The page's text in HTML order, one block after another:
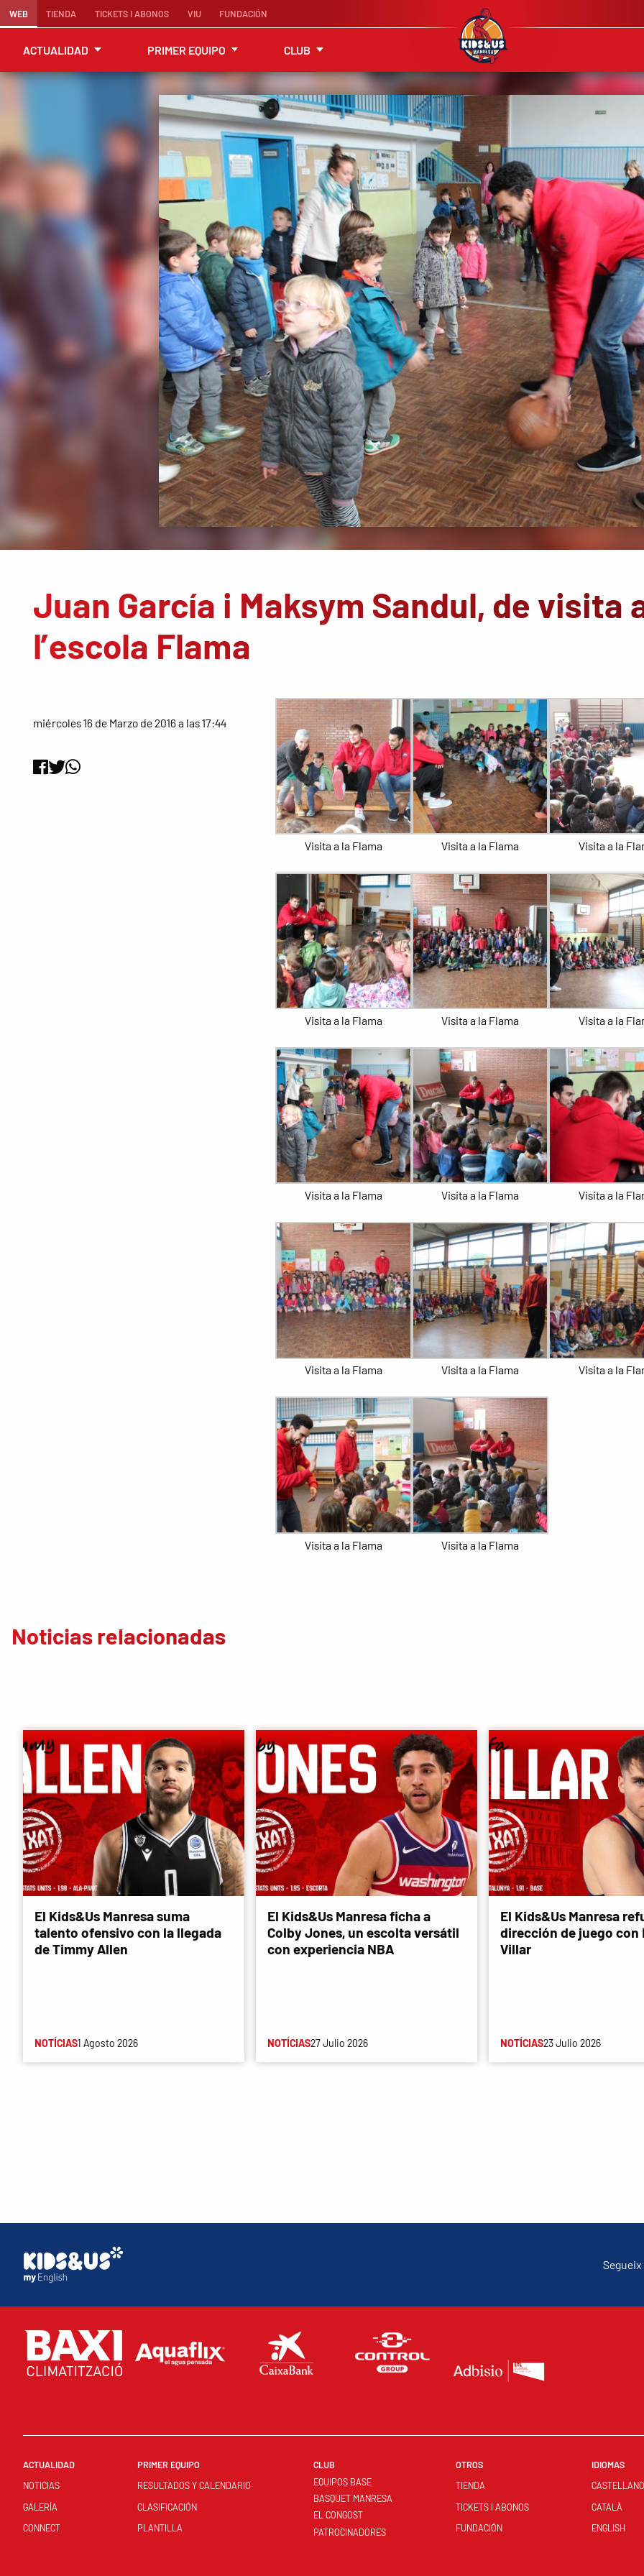
WEB TIENDA TICKETS I ABONOS VIU FUNDACIÓN
ACTUALIDAD PRIMER EQUIPO CLUB
Juan García i Maksym Sandul, de visita
l’escola Flama
miércoles 16 de Marzo de 2016 a las 17:44
Visita a la Flama Visita a la Flama Visita a la
Visita a la Flama Visita a la Flama Visita a la
Visita a la Flama Visita a la Flama Visita a la
Visita a la Flama Visita a la Flama Visita a la
Visita a la Flama Visita a la Flama
Noticias relacionadas
El Kids&Us Manresa suma
talento ofensivo con la llegada
de Timmy Allen
NOTÍCIAS1 Agosto 2026
El Kids&Us Manresa ficha a
Colby Jones, un escolta versátil
con experiencia NBA
NOTÍCIAS27 Julio 2026
El Kids&Us Manresa
dirección de juego con
Villar
NOTÍCIAS23 Julio 2026
Segueix
ACTUALIDAD
NOTICIAS
GALERÍA
CONNECT
PRIMER EQUIPO
RESULTADOS Y CALENDARIO
CLASIFICACIÓN
PLANTILLA
CLUB
EQUIPOS BASE
BASQUET MANRESA
EL CONGOST
PATROCINADORES
OTROS
TIENDA
TICKETS I ABONOS
FUNDACIÓN
IDIOMAS
CASTELLANO
CATALÀ
ENGLISH